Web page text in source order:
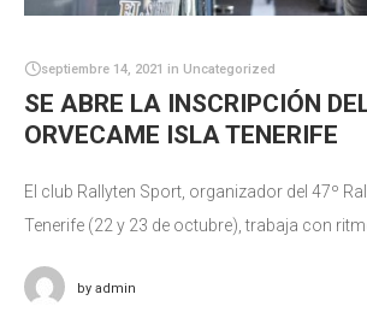
septiembre 14, 2021 in Uncategorized
SE ABRE LA INSCRIPCIÓN
ORVECAME ISLA TENERIFE
El club Rallyten Sport, organizador del 47º
Tenerife (22 y 23 de octubre), trabaja con
by admin